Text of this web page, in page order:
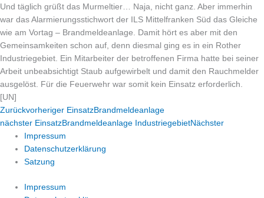
Und täglich grüßt das Murmeltier… Naja, nicht ganz. Aber immerhin
war das Alarmierungsstichwort der
ILS Mittelfranken Süd das Gleiche
wie am Vortag – Brandmeldeanlage. Damit hört es aber mit den
Gemeinsamkeiten schon auf, denn diesmal ging es in ein Rother
Industriegebiet. Ein Mitarbeiter der betroffenen Firma hatte bei seiner
Arbeit unbeabsichtigt Staub aufgewirbelt und damit den Rauchmelder
ausgelöst. Für die Feuerwehr war somit kein Einsatz erforderlich.
[UN]
Zurückvorheriger EinsatzBrandmeldeanlage
nächster EinsatzBrandmeldeanlage IndustriegebietNächster
Impressum
Datenschutzerklärung
Satzung
Impressum